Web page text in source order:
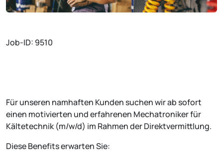
Job-ID: 9510
Für unseren namhaften Kunden suchen wir ab sofort
einen motivierten und erfahrenen Mechatroniker für
Kältetechnik (m/w/d) im Rahmen der Direktvermittlung.
Diese Benefits erwarten Sie: